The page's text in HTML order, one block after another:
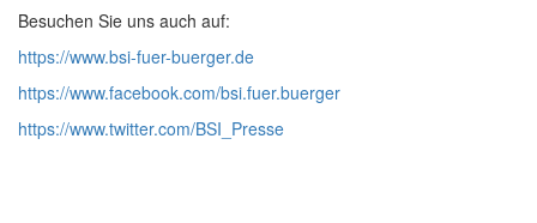
Besuchen Sie uns auch auf:
https://www.bsi-fuer-buerger.de
https://www.facebook.com/bsi.fuer.buerger
https://www.twitter.com/BSI_Presse